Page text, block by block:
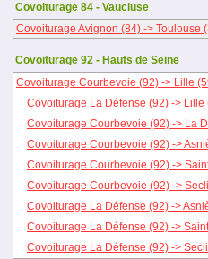
Covoiturage 84 - Vaucluse
Covoiturage Avignon (84) -> Toulouse
Covoiturage 92 - Hauts de Seine
Covoiturage Courbevoie (92) -> Lille
Covoiturage La Défense (92) -> Lille
Covoiturage Courbevoie (92) -> La
Covoiturage Courbevoie (92) ->
Covoiturage Courbevoie (92) ->
Covoiturage Courbevoie (92) ->
Covoiturage La Défense (92) ->
Covoiturage La Défense (92) ->
Covoiturage La Défense (92) ->